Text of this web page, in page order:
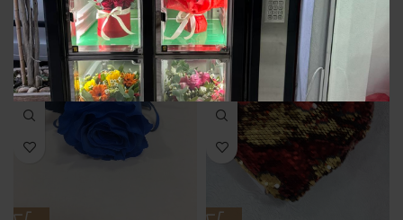
Μπαλόνια Γράμματα
5.00€
Μπαλόνια Νούμερα
5.00 €